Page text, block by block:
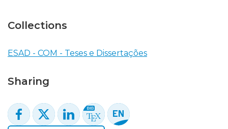
Collections
ESAD - COM - Teses e Dissertações
Sharing